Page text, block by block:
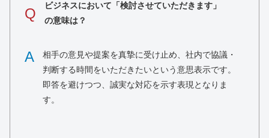
Q
ビジネスにおいて「検討させていただきます」
の意味は？
A
相手の意見や提案を真摯に受け止め、社内で協議・
判断する時間をいただきたいという意思表示です。
即答を避けつつ、誠実な対応を示す表現となりま
す。